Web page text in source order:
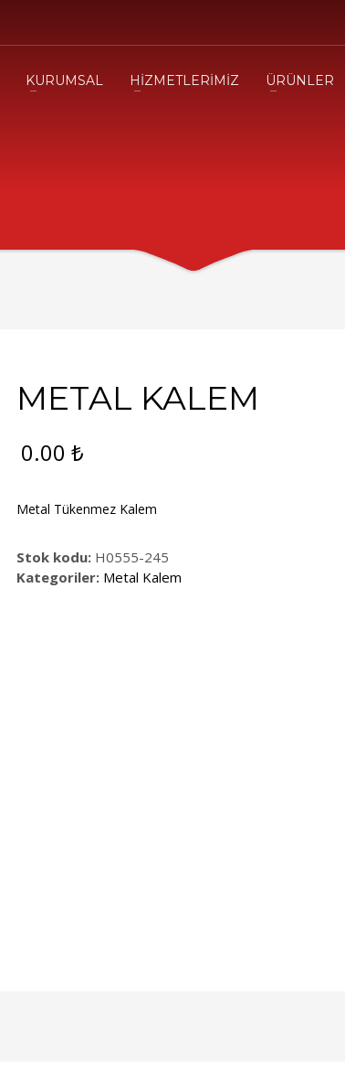
KURUMSAL HİZMETLERİMİZ ÜRÜNLER
METAL KALEM
0.00₺
Metal Tükenmez Kalem
Stok kodu: H0555-245
Kategoriler: Metal Kalem